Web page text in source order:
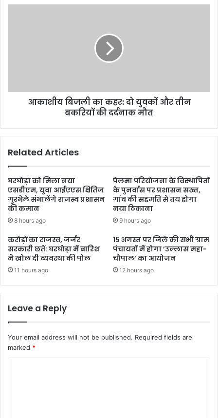
आकाशीय बिजली का कहर: दो युवकों और तीन
बकरियों की दर्दनाक मौत
Related Articles
घरघोड़ा को मिला नया
एसडीएम, युवा आईएएस क्षितिज
गुरभेले संभालेंगे राजस्व प्रशासन
की कमान
8 hours ago
पेलमा परियोजना के विस्थापितों
के पुनर्वास पर प्रशासन सख्त,
गांव की सहमति से तय होगा
नया ठिकाना
9 hours ago
करोड़ों का राजस्व, जर्जर
सरकारी छतें: घरघोड़ा में बारिश
ने खोल दी व्यवस्था की पोल
11 hours ago
15 अगस्त पर जिले की सभी ग्राम
पंचायतों में होगा ’उल्लास महा-
चौपाल’ का आयोजन
12 hours ago
Leave a Reply
Your email address will not be published. Required fields are
marked *